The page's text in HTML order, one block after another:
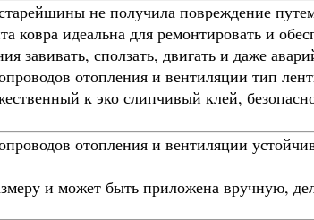
не получила повреждение
ковра идеальна для ремонтировать и
завивать, сползать, двигать и даже
отопления и вентиляции тип
к эко слипчивый клей,
отопления и вентиляции
и может быть приложена вручную,